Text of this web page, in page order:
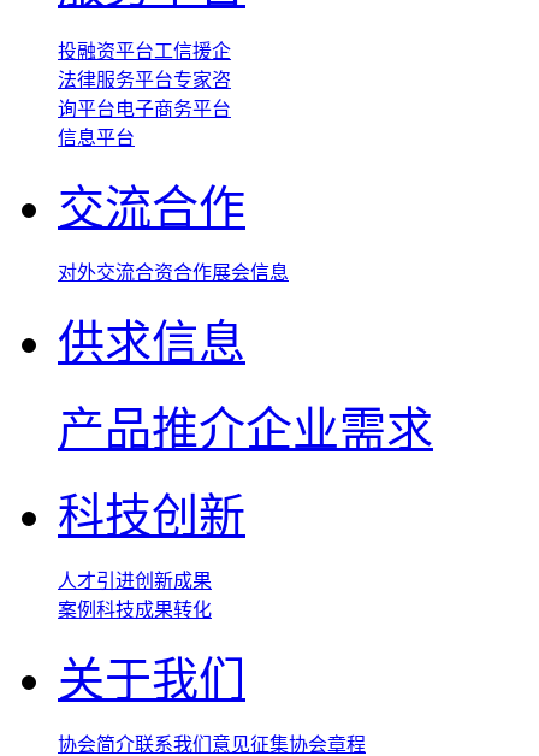
投融资平台工信援企
法律服务平台专家咨
询平台电子商务平台
信息平台
交流合作
对外交流合资合作展会信息
供求信息
产品推介企业需求
科技创新
人才引进创新成果
案例 科技成果转化
关于我们
协会简介联系我们 意见征集协会章程